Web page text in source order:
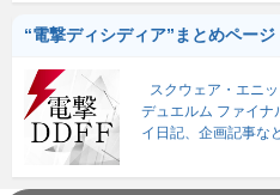
“電撃ディシディア”まとめページ
スクウェア・エニ
デュエルム ファイナ
イ日記、企画記事な